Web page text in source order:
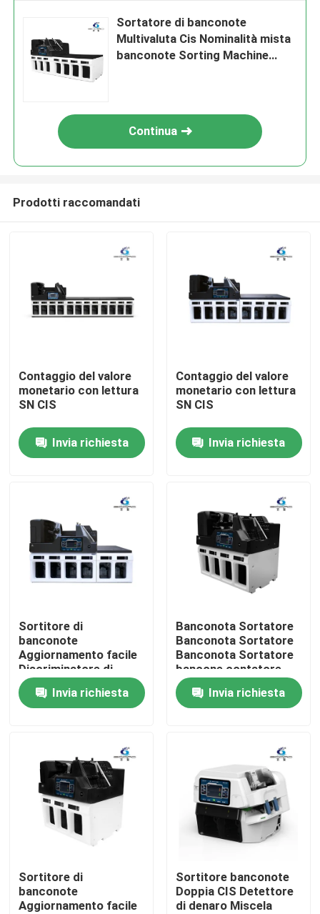
Prodotti
Visita alla fabbrica
Controllo di qualità
notizie
Tutti i casi
Macchina per la selezione delle banconote
Sortatore di banconote
Multivaluta Cis Nominalità mista
banconote Sorting Machine
Continua
Prodotti raccomandati
Contaggio del valore
monetario con lettura
SN CIS
Invia richiesta
Contaggio del valore
monetario con lettura
SN CIS
Invia richiesta
Sortitore di
banconote
Aggiornamento facile
Discriminatore di
bollette di denaro
Nota automatica
Invia richiesta
Banconota Sortatore
Banconota Sortatore
Banconota Sortatore
bancone contatore
contatore di contanti
USD Multi Currency
Counting Sorting
Invia richiesta
Sortitore di
banconote
Aggiornamento facile
Sortitore banconote
Doppia CIS Detettore
di denaro Miscela